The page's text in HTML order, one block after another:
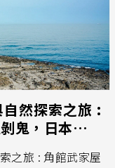
然探索之旅 :
鬼，日本東北
之旅 : 角館武家屋